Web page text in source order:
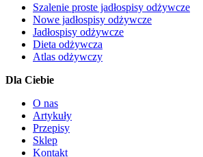
Szalenie proste jadłospisy odżywcze
Nowe jadłospisy odżywcze
Jadłospisy odżywcze
Dieta odżywcza
Atlas odżywczy
Dla Ciebie
O nas
Artykuły
Przepisy
Sklep
Kontakt